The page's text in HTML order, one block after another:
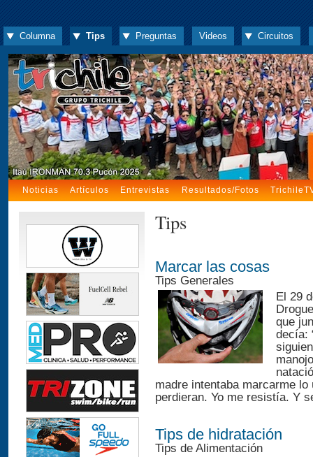
Columna Tips Preguntas Videos Circuitos
Noticias Artículos Entrevistas Resultados/Fotos
Tips
Marcar las cosas
Tips Generales
El 29
que
decía:
madre intentaba marcarme
perdieran. Yo me resistía. Y
Tips de hidratación
Tips de Alimentación